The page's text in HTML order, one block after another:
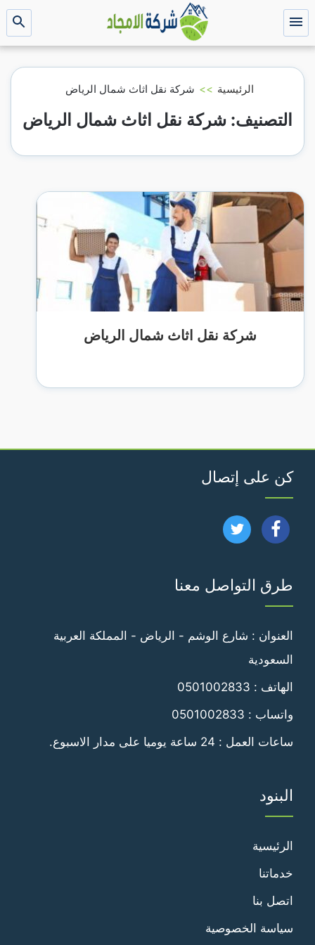
التجاوز
إلى القائمة
بحث
عن
الرئيسية >> شركة نقل اثاث شمال الرياض
التصنيف: شركة نقل اثاث شمال الرياض
شركة نقل اثاث شمال الرياض
كن على إتصال
تابعنا
فيسبوك
تابعنا
طرق التواصل معنا
العنوان : شارع الوشم - الرياض - المملكة العربية
السعودية
الهاتف : 0501002833
واتساب : 0501002833
ساعات العمل : 24 ساعة يوميا على مدار الاسبوع.
البنود
الرئيسية
خدماتنا
اتصل بنا
سياسة الخصوصية